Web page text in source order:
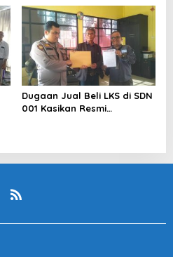
Pelapor Desak Polda Jambi
Segera Lakukan Penahanan
Dugaan Jual Beli LKS di SDN
001 Kasikan Resmi